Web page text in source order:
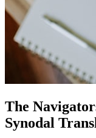
The
Synodal